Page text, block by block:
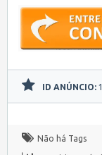
ID ANÚNCIO:
Não há Tags